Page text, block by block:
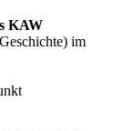
KAW
im